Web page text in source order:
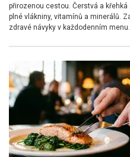
přirozenou cestou. Čerstvá a
plné vlákniny, vitamínů a minerálů.
zdravé návyky v každodenním menu.